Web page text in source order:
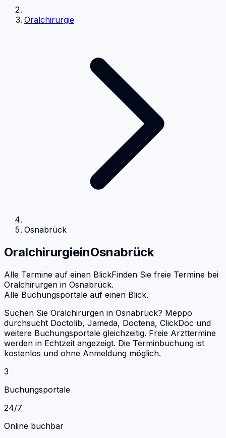
Oralchirurgie
Osnabrück
OralchirurgieinOsnabrück
Alle Termine auf einen BlickFinden Sie freie Termine bei
Oralchirurgen in Osnabrück.
Alle Buchungsportale auf einen Blick.
Suchen Sie Oralchirurgen in Osnabrück? Meppo
durchsucht Doctolib, Jameda, Doctena, ClickDoc und
weitere Buchungsportale gleichzeitig. Freie Arzttermine
werden in Echtzeit angezeigt. Die Terminbuchung ist
kostenlos und ohne Anmeldung möglich.
3
Buchungsportale
24/7
Online buchbar